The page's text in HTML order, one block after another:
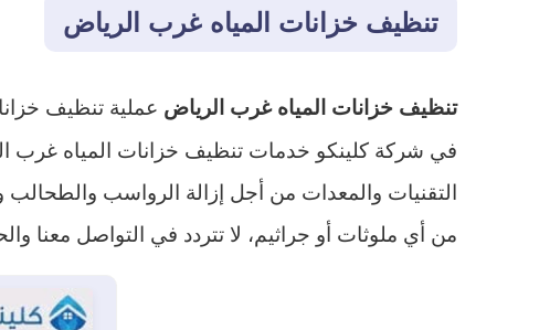
تنظيف خزانات المياه غرب الرياض
تنظيف خزانات المياه غرب الرياض عملية تنظيف
في شركة كلينكو خدمات تنظيف خزانات المياه غرب
التقنيات والمعدات من أجل إزالة الرواسب والطحالب
من أي ملوثات أو جراثيم، لا تتردد في التواصل معنا